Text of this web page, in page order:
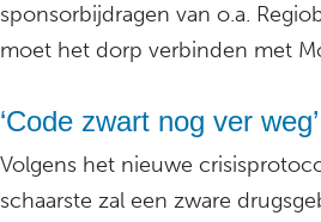
sponsorbijdragen van o.a.
moet het dorp verbinden met
‘Code zwart nog ver weg’
Volgens het nieuwe
schaarste zal een zware